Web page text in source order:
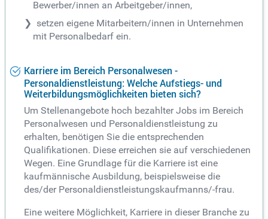
Bewerber/innen an Arbeitgeber/innen,
setzen eigene Mitarbeitern/innen in Unternehmen
mit Personalbedarf ein.
Karriere im Bereich Personalwesen -
Personaldienstleistung: Welche Aufstiegs- und
Weiterbildungsmöglichkeiten bieten sich?
Um Stellenangebote hoch bezahlter Jobs im Bereich
Personalwesen und Personaldienstleistung zu
erhalten, benötigen Sie die entsprechenden
Qualifikationen. Diese erreichen sie auf verschiedenen
Wegen. Eine Grundlage für die Karriere ist eine
kaufmännische Ausbildung, beispielsweise die
des/der Personaldienstleistungskaufmanns/-frau.
Eine weitere Möglichkeit, Karriere in dieser Branche zu